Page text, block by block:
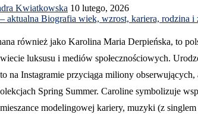
Kwiatkowska 10 lutego, 2026
również jako Karolina Maria Derpieńska, to
luksusu i mediów społecznościowych.
na Instagramie przyciąga miliony
Spring Summer. Caroline symbolizuje
modelingowej kariery, muzyki (z